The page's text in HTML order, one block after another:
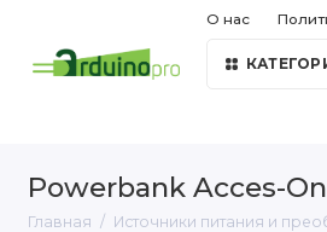
О нас
Powerbank Acces-
Главная Источники питания и